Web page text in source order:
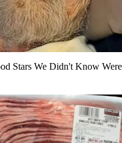
Stars We Didn't Know